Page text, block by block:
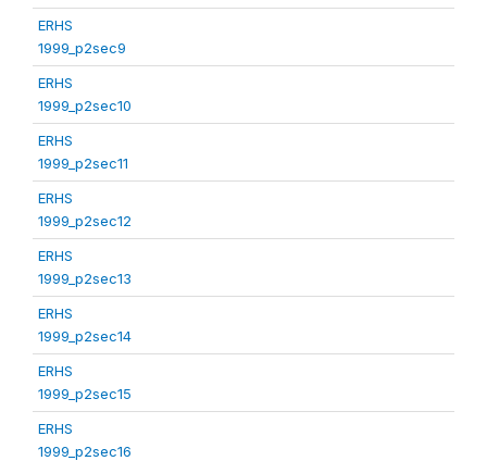
ERHS
1999_p2sec9
ERHS
1999_p2sec10
ERHS
1999_p2sec11
ERHS
1999_p2sec12
ERHS
1999_p2sec13
ERHS
1999_p2sec14
ERHS
1999_p2sec15
ERHS
1999_p2sec16